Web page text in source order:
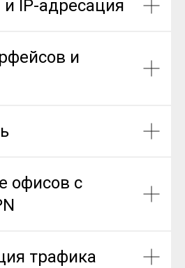
IP-адресация
и
офисов с
трафика